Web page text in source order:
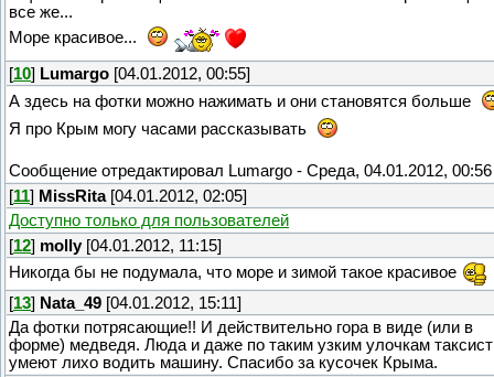
все же...
Море красивое...
[10] Lumargo [04.01.2012, 00:55]
А здесь на фотки можно нажимать и они становятся больше
Я про Крым могу часами рассказывать
Сообщение отредактировал Lumargo - Среда, 04.01.2012, 00:56
[11] MissRita[04.01.2012, 02:05]
Доступно только для пользователей
[12] molly [04.01.2012, 11:15]
Никогда бы не подумала, что море и зимой такое красивое
[13] Nata_49 [04.01.2012, 15:11]
Да фотки потрясающие!! И действительно гора в виде (или в
форме) медведя. Люда и даже по таким узким улочкам
умеют лихо водить машину. Спасибо за кусочек Крыма.